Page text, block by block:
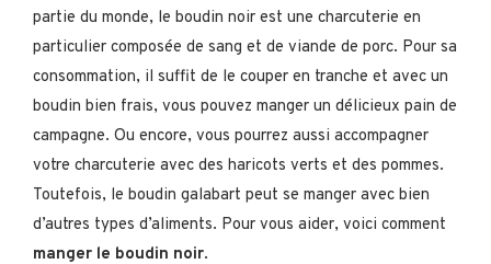
partie du monde, le boudin noir est une charcuterie en
particulier composée de sang et de viande de porc. Pour sa
consommation, il suffit de le couper en tranche et avec un
boudin bien frais, vous pouvez manger un délicieux pain de
campagne. Ou encore, vous pourrez aussi accompagner
votre charcuterie avec des haricots verts et des pommes.
Toutefois, le boudin galabart peut se manger avec bien
d’autres types d’aliments. Pour vous aider, voici comment
manger le boudin noir.